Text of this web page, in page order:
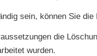
sein, können Sie
die
wurden.